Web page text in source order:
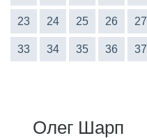
23 24 25 26 27
33 34 35 36 37
Олег Шарп